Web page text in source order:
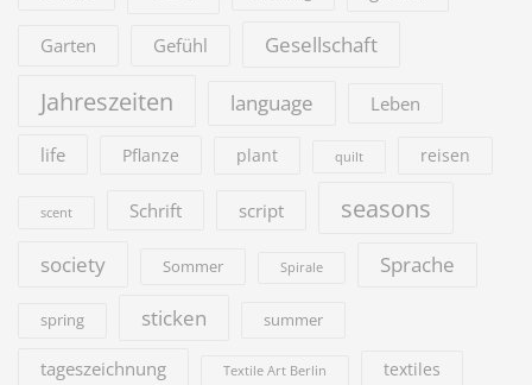
Garten Gefühl Gesellschaft
Jahreszeiten language Leben
life Pflanze plant quilt reisen
scent Schrift script seasons
society Sommer Spirale Sprache
spring sticken summer
tageszeichnung Textile Art Berlin textiles